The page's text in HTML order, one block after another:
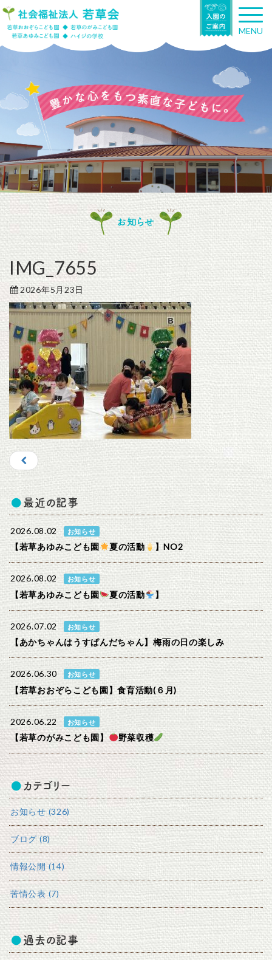
T
o
g
n
g
a
t
n
MENU
お知らせ
IMG_7655
2026年5月23日
最近の記事
2026.08.02 お知らせ
【若草あゆみこども園 夏の活動 】NO2
2026.08.02 お知らせ
【若草あゆみこども園 夏の活動 】
2026.07.02 お知らせ
【あかちゃんはうすぱんだちゃん】梅雨の日の楽しみ
2026.06.30 お知らせ
【若草おおぞらこども園】食育活動(６月)
2026.06.22 お知らせ
【若草のがみこども園】 野菜収穫
カテゴリー
お知らせ (326)
ブログ (8)
情報公開 (14)
苦情公表 (7)
過去の記事